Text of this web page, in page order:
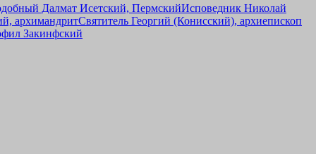
Далмат Исетский, ПермскийИсповедник Николай
архимандритСвятитель Георгий (Конисский), архиепископ
Закинфский